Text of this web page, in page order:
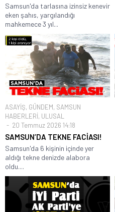
Samsun'da tarlasına izinsiz kenevir
eken şahıs, yargılandığı
mahkemece 3 yıl...
ASAYİŞ, GÜNDEM, SAMSUN
HABERLERİ, ULUSAL
20 Temmuz 2026 14:18
SAMSUN’DA TEKNE FACİASI!
Samsun'da 6 kişinin içinde yer
aldığı tekne denizde alabora
oldu....